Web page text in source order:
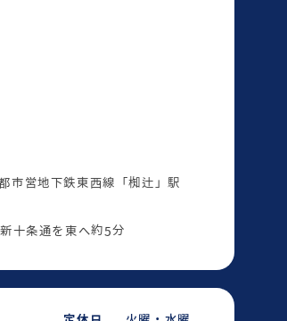
市営地下鉄東西線「椥辻」駅
十条通を東へ約5分